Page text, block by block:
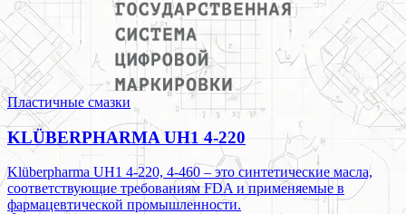
Пластичные смазки
KLÜBERPHARMA UH1 4-220
Klüberpharma UH1 4-220, 4-460 – это синтетические масла,
соответствующие требованиям FDA и применяемые в
фармацевтической промышленности.